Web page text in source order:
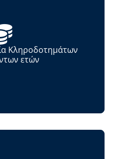
Κληροδοτημάτων
ετών